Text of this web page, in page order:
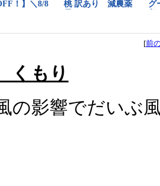
[前
くもり
の影響でだいぶ